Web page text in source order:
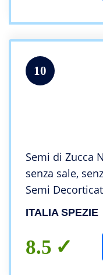
10
Semi di Zucca
senza sale,
Semi
Spezie
ITALIA SPEZIE
8.5